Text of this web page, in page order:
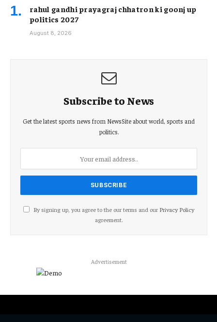
rahul gandhi prayagraj chhatron ki goonj up
politics 2027
August 8, 2026
Subscribe to News
Get the latest sports news from NewsSite about world, sports and
politics.
By signing up, you agree to the our terms and our Privacy Policy
agreement.
Advertisement